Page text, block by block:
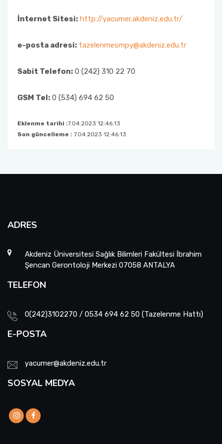
İnternet Sitesi: http://yacumer.akdeniz.edu.tr/
e-posta adresi: tazelenmesmpy@akdeniz.edu.tr
Sabit Telefon: 0 (242) 310 22 70
GSM Tel: 0 (534) 694 62 50
Eklenme tarihi :7.04.2023 12:46:13
Son güncelleme : 7.04.2023 12:46:13
ADRES
Akdeniz Üniversitesi Sağlık Bilimleri Fakültesi İbrahim
Şencan Gerontoloji Merkezi 07058 ANTALYA
TELEFON
0(242)3102270 / 0534 694 62 50 (Tazelenme Hattı)
E-POSTA
yacumer@akdeniz.edu.tr
SOSYAL MEDYA